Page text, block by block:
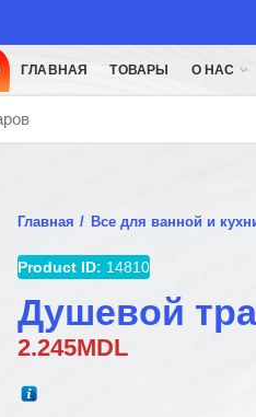
ГЛАВНАЯ ТОВАРЫ О НАС
Главная Все для ванной и
Product ID: 14810
Душевой
2.245MDL